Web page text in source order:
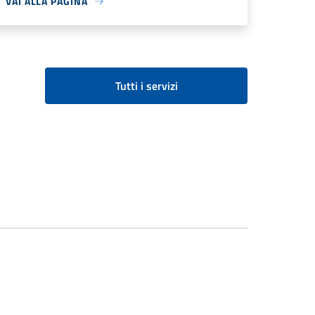
Tutti i servizi